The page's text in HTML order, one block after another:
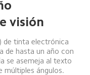
visión
de tinta electrónica
de hasta un año con
se asemeja al texto
múltiples ángulos.